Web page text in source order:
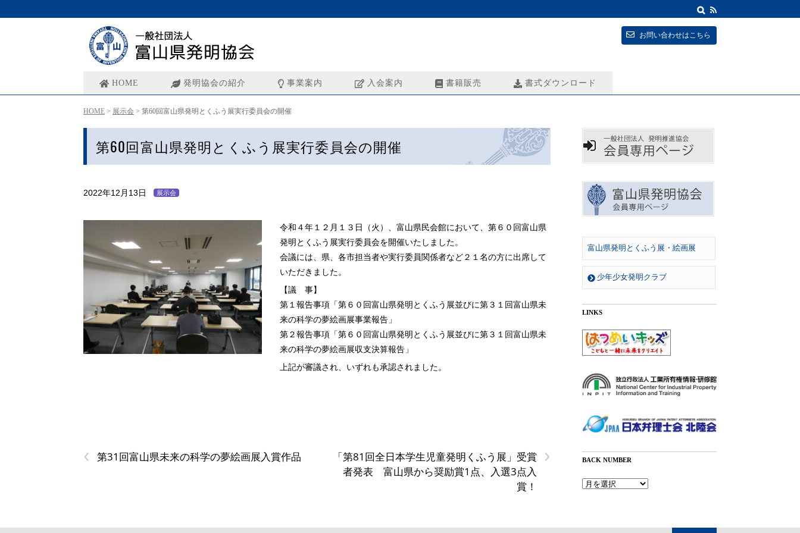
HOME 発明協会の紹介 事業案内 入会案内 書籍販売 書式ダウンロード
お問い合わせはこちら
HOME > 展示会 > 第60回富山県発明とくふう展実行委員会の開催
第60回富山県発明とくふう展実行委員会の開催
2022年12月13日 展示会
令和４年１２月１３日（火）、富山県民会館において、第６０回富山県
発明とくふう展実行委員会を開催いたしました。
会議には、県、各市担当者や実行委員関係者など２１名の方に出席して
いただきました。
【議 事】
第１報告事項「第６０回富山県発明とくふう展並びに第３１回富山県未
来の科学の夢絵画展事業報告」
第２報告事項「第６０回富山県発明とくふう展並びに第３１回富山県未
来の科学の夢絵画展収支決算報告」
上記が審議され、いずれも承認されました。
‹ 第31回富山県未来の科学の夢絵画展入賞作品 ›
「第81回全日本学生児童発明くふう展」受賞
者発表 富山県から奨励賞1点、入選3点入
賞！
富山県発明とくふう展・絵画展
少年少女発明クラブ
LINKS
BACK NUMBER
Back